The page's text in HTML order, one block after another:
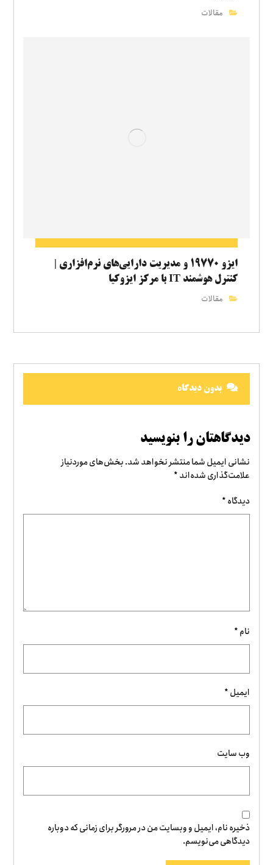
مقالات
ایزو ۱۹۷۷۰ و مدیریت دارایی‌های نرم‌افزاری |
کنترل هوشمند IT با مرکز ایزوکیا
مقالات
بدون دیدگاه
دیدگاهتان را بنویسید
نشانی ایمیل شما منتشر نخواهد شد.بخش‌های موردنیاز
علامت‌گذاری شده‌اند*
دیدگاه*
نام*
ایمیل*
وب‌ سایت
ذخیره نام، ایمیل و وبسایت من در مرورگر برای زمانی که دوباره
دیدگاهی می‌نویسم.